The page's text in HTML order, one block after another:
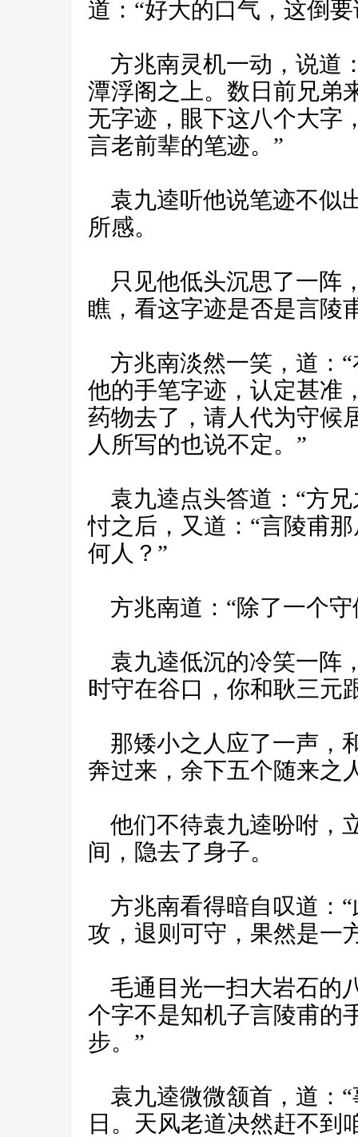
道：“好大的口气，这倒
方兆南灵机一动，说道
潭浮阁之上。数日前兄弟
无字迹，眼下这八个大字
言老前辈的笔迹。”
袁九逵听他说笔迹不似
所感。
只见他低头沉思了一阵
瞧，看这字迹是否是言陵
方兆南淡然一笑，道：
他的手笔字迹，认定甚准
药物去了，请人代为守候
人所写的也说不定。”
袁九逵点头答道：“方
忖之后，又道：“言陵甫
何人？”
方兆南道：“除了一个守
袁九逵低沉的冷笑一阵
时守在谷口，你和耿三元
那矮小之人应了一声，
奔过来，余下五个随来之
他们不待袁九逵吩咐，
间，隐去了身子。
方兆南看得暗自叹道：
攻，退则可守，果然是一
毛通目光一扫大岩石的
个字不是知机子言陵甫的
步。”
袁九逵微微颔首，道：
日。天风老道决然赶不到